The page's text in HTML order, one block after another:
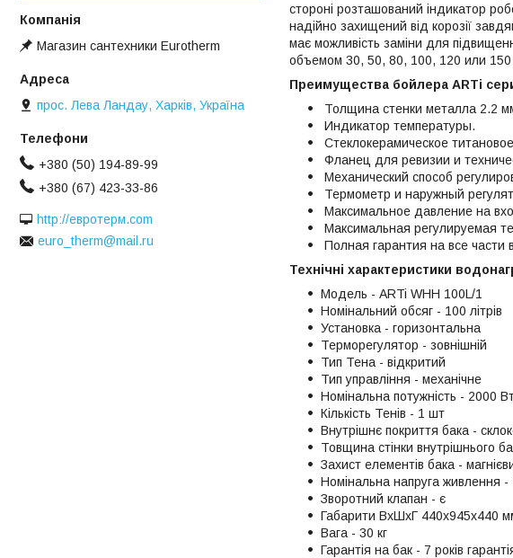
стороні розташований індикатор
надійно захищений від корозії
має можливість заміни для
объемом 30, 50, 80, 100, 120 или 150
Преимущества бойлера ARTi
Толщина стенки металла 2.2
Индикатор температуры.
Стеклокерамическое
Фланец для ревизии и
Механический способ
Термометр и наружный
Максимальное давление на
Максимальная регулируемая
Полная гарантия на все части
Технічні характеристики
Модель - ARTi WHH 100L/1
Номінальний обсяг - 100 літрів
Установка - горизонтальна
Терморегулятор - зовнішній
Тип Тена - відкритий
Тип управління - механічне
Номінальна потужність - 2000
Кількість Тенів - 1 шт
Внутрішнє покриття бака -
Товщина стінки внутрішнього
Захист елементів бака -
Номінальна напруга живлення -
Зворотний клапан - є
Габарити ВхШхГ 440х945х440
Вага - 30 кг
Гарантія на бак - 7 років
Магазин сантехники Eurotherm
прос. Лева Ландау, Харків, Україна
+380 (50) 194-89-99
+380 (67) 423-33-86
http://евротерм.com
euro_therm@mail.ru